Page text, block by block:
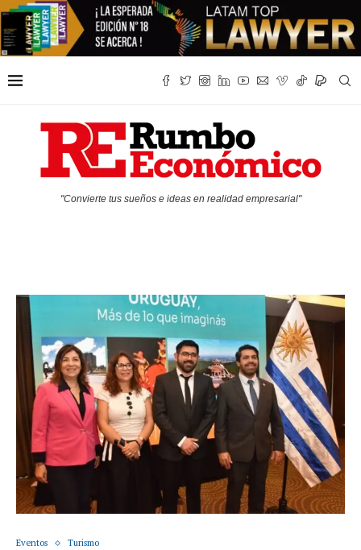
"Convierte tus sueños e ideas en realidad empresarial"
Eventos Turismo